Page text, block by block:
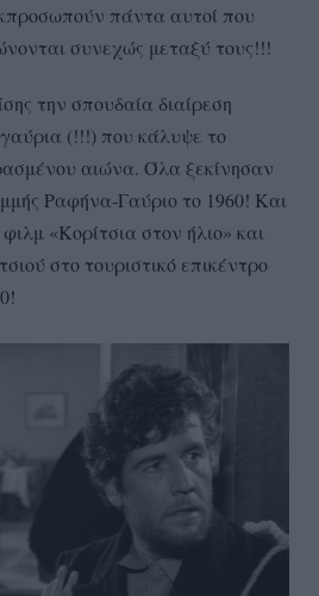
πάντα αυτοί που
συνεχώς μεταξύ τους!!!
την σπουδαία διαίρεση
(!!!) που κάλυψε το
αιώνα. Όλα ξεκίνησαν
Ραφήνα-Γαύριο το 1960! Και
«Κορίτσια στον ήλιο» και
στο τουριστικό επικέντρο